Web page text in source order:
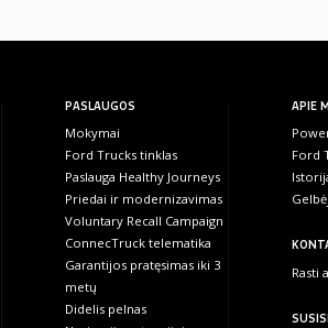
PASLAUGOS
Mokymai
Ford Trucks tinklas
Paslauga Healthy Journeys
Priedai ir modernizavimas
Voluntary Recall Campaign
ConnecTruck telematika
Garantijos pratęsimas iki 3
metų
Didelis pelnas
APIE
Ford
Rasti